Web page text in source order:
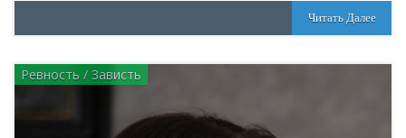
Читать Далее
Ревность / Зависть